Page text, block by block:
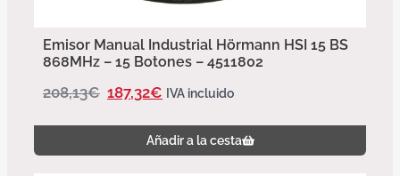
Emisor Manual Industrial Hörmann HSI 15 BS
868MHz – 15 Botones – 4511802
208,13€ 187,32€ IVA incluido
Añadir a la cesta